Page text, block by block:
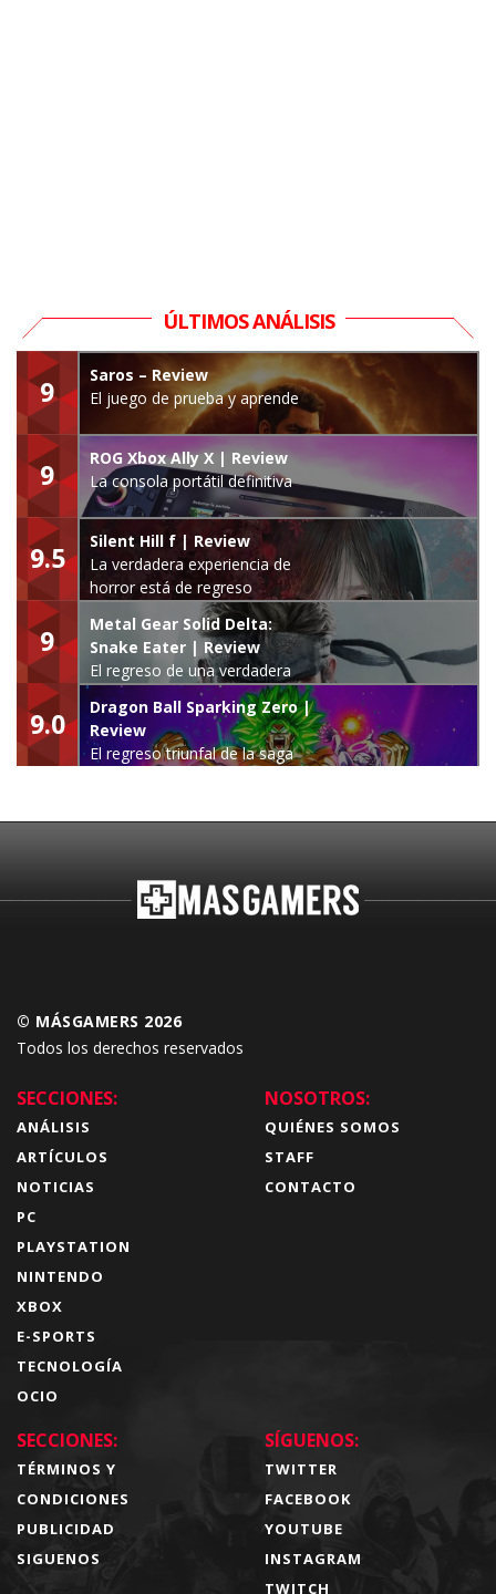
ÚLTIMOS ANÁLISIS
9
Saros – Review
El juego de prueba y aprende
9
ROG Xbox Ally X | Review
La consola portátil definitiva
9.5
Silent Hill f | Review
La verdadera experiencia de
horror está de regreso
9
Metal Gear Solid Delta:
Snake Eater | Review
El regreso de una verdadera
leyenda
9.0
Dragon Ball Sparking Zero |
Review
El regreso triunfal de la saga
© MÁSGAMERS 2026
Todos los derechos reservados
SECCIONES:
ANÁLISIS
ARTÍCULOS
NOTICIAS
PC
PLAYSTATION
NINTENDO
XBOX
E-SPORTS
TECNOLOGÍA
OCIO
NOSOTROS:
QUIÉNES SOMOS
STAFF
CONTACTO
SECCIONES:
TÉRMINOS Y
CONDICIONES
PUBLICIDAD
SIGUENOS
SÍGUENOS:
TWITTER
FACEBOOK
YOUTUBE
INSTAGRAM
TWITCH